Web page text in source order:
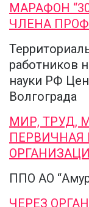
МАРАФОН
ЧЛЕНА
работников
науки РФ
Волгограда
МИР, ТРУД,
ПЕРВИЧНАЯ
ППО АО
ЧЕРЕЗ